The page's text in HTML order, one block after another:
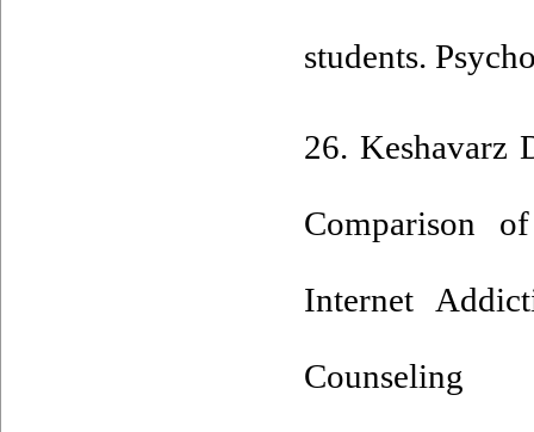
students.
26. Keshavarz
Comparison
Internet